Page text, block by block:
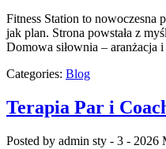
Fitness Station to nowoczesna
jak plan. Strona powstała z
Domowa siłownia –
Categories: Blog
Terapia Par i
Posted by admin sty - 3 - 2026